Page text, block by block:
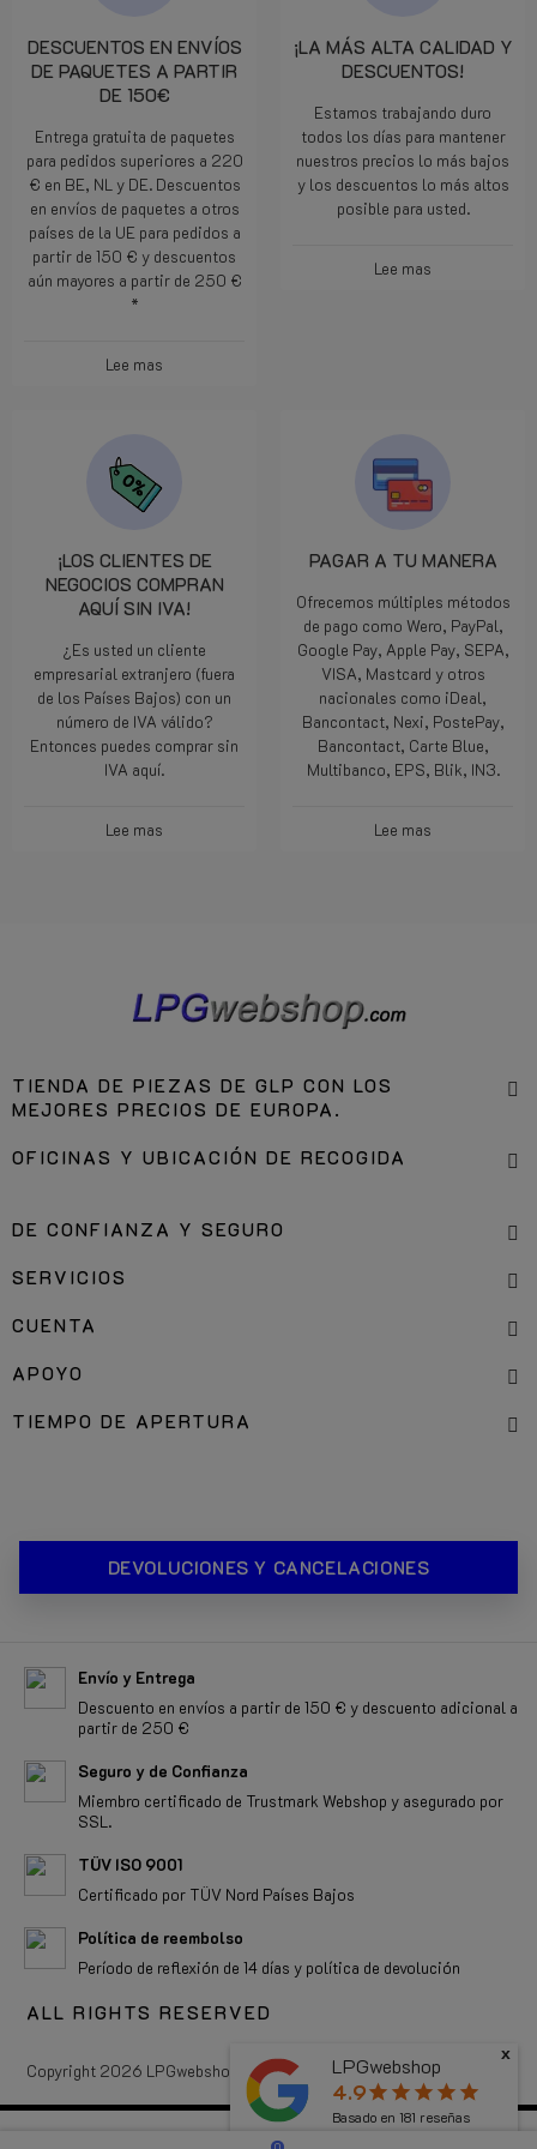
DESCUENTOS EN ENVÍOS
DE PAQUETES A PARTIR
DE 150€
Entrega gratuita de paquetes
para pedidos superiores a 220
€ en BE, NL y DE. Descuentos
en envíos de paquetes a otros
países de la UE para pedidos a
partir de 150 € y descuentos
aún mayores a partir de 250 €
*
Lee mas
¡LA MÁS ALTA CALIDAD Y
DESCUENTOS!
Estamos trabajando duro
todos los días para mantener
nuestros precios lo más bajos
y los descuentos lo más altos
posible para usted.
Lee mas
¡LOS CLIENTES DE
NEGOCIOS COMPRAN
AQUÍ SIN IVA!
¿Es usted un cliente
empresarial extranjero (fuera
de los Países Bajos) con un
número de IVA válido?
Entonces puedes comprar sin
IVA aquí.
Lee mas
PAGAR A TU MANERA
Ofrecemos múltiples métodos
de pago como Wero, PayPal,
Google Pay, Apple Pay, SEPA,
VISA, Mastcard y otros
nacionales como iDeal,
Bancontact, Nexi, PostePay,
Bancontact, Carte Blue,
Multibanco, EPS, Blik, IN3.
Lee mas
TIENDA DE PIEZAS DE GLP CON LOS
MEJORES PRECIOS DE EUROPA.
OFICINAS Y UBICACIÓN DE RECOGIDA
DE CONFIANZA Y SEGURO
SERVICIOS
CUENTA
APOYO
TIEMPO DE APERTURA
DEVOLUCIONES Y CANCELACIONES
Envío y Entrega
Descuento en envíos a partir de 150 € y descuento adicional a
partir de 250 €
Seguro y de Confianza
Miembro certificado de Trustmark Webshop y asegurado por
SSL.
TÜV ISO 9001
Certificado por TÜV Nord Países Bajos
Política de reembolso
Período de reflexión de 14 días y política de devolución
ALL RIGHTS RESERVED
Copyright 2026 LPGwebshop.com - Todos los derechos reservados.
LPGwebshop
4.9star star star star star
Basado en 181 reseñas
x